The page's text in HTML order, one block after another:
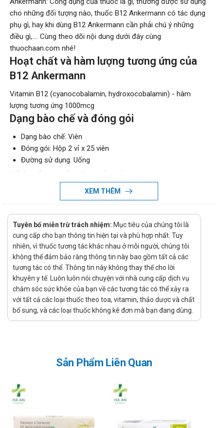
cho những đối tượng nào, thuốc B12 Ankermann có tác dụng
phụ gì, hay khi dùng B12 Ankermann cần phải chú ý những
điều gì,.... Cùng theo dõi nội dung dưới đây cùng
thuochaan.com nhé!
Hoạt chất và hàm lượng tương ứng của
B12 Ankermann
Vitamin B12 (cyanocobalamin, hydroxocobalamin) - hàm
lượng tương ứng 1000mcg
Dạng bào chế và đóng gói
Dạng bào chế: Viên
Đóng gói: Hộp 2 vỉ x 25 viên
Đường sử dụng: Uống
Nhà sản xuất và xuất xứ
Nhà sản xuất: Artesan Pharma GmbH & Co., KG
Xử lý quên liều
Việc quên một liều có thể sẽ không gây ra vấn đề nghiêm
trọng, tuy nhiên nếu việc này diễn ra thường xuyên có thể sẽ
gây ảnh hưởng đến hiệu quả điều trị. Tuy nhiên, nếu quên liều
xảy ra thì chỉ cần sử dụng ngay liều đã quên nếu như thời gian
quên liều chưa lâu, còn nếu như quên quá lâu hoặc gần tới
thời gian dùng liều tiếp theo thì bỏ qua liều đã quên và chỉ cần
uống liều sắp đến. Và nếu như hay quên thì bạn có thể tạo
nhắc nhở, báo thức nhắc uống thuốc bằng điện thoại để tránh
Dược phẩm đặc biệt là thuốc khi sử dụng quá liều có thể gây
gây ngộ độc. Vì thế cần thận trọng khi dùng thuốc, chú ý sử
dụng đúng liều lượng được chỉ định. Khi quá liều cần theo dõi
cần báo ngay cho bác sĩ điều trị đồng thời đưa người bệnh đi
XEM THÊM
Tuyên bố miễn trừ trách nhiệm: Mục tiêu của chúng tôi là
cung cấp cho bạn thông tin hiện tại và phù hợp nhất. Tuy
nhiên, vì thuốc tương tác khác nhau ở mỗi người, chúng tôi
không thể đảm bảo rằng thông tin này bao gồm tất cả các
tương tác có thể. Thông tin này không thay thế cho lời
khuyên y tế. Luôn luôn nói chuyện với nhà cung cấp dịch vụ
chăm sóc sức khỏe của bạn về các tương tác có thể xảy ra
với tất cả các loại thuốc theo toa, vitamin, thảo dược và chất
bổ sung, và các loại thuốc không kê đơn mà bạn đang dùng.
Sản Phẩm Liên Quan